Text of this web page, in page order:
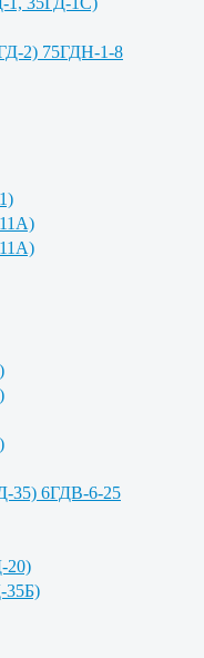
2) 75ГДН-1-8
35) 6ГДВ-6-25
20)
35Б)